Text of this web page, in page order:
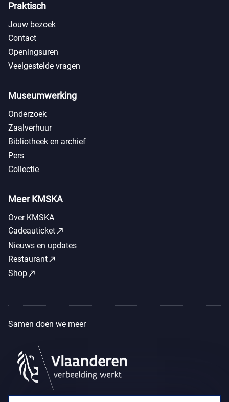
Praktisch
Jouw bezoek
Contact
Openingsuren
Veelgestelde vragen
Museumwerking
Onderzoek
Zaalverhuur
Bibliotheek en archief
Pers
Collectie
Meer KMSKA
Over KMSKA
Cadeauticketcall_made
Nieuws en updates
Restaurantcall_made
Shopcall_made
Samen doen we meer